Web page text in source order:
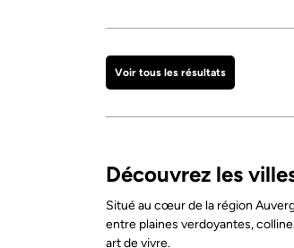
Voir tous les résultats
Découvrez les
Situé au cœur de la région
entre plaines verdoyantes,
art de vivre.